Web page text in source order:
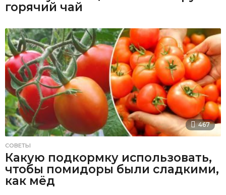
горячий чай
467
СОВЕТЫ
Какую подкормку использовать,
чтобы помидоры были сладкими,
как мёд